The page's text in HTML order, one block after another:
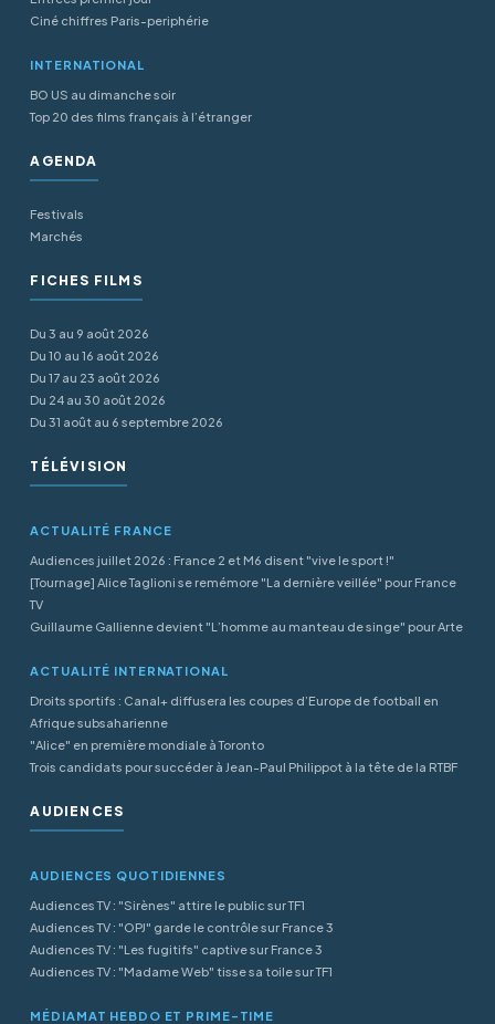
Ciné chiffres Paris-periphérie
INTERNATIONAL
BO US au dimanche soir
Top 20 des films français à l’étranger
AGENDA
Festivals
Marchés
FICHES FILMS
Du 3 au 9 août 2026
Du 10 au 16 août 2026
Du 17 au 23 août 2026
Du 24 au 30 août 2026
Du 31 août au 6 septembre 2026
TÉLÉVISION
ACTUALITÉ FRANCE
Audiences juillet 2026 : France 2 et M6 disent "vive le sport !"
[Tournage] Alice Taglioni se remémore "La dernière veillée" pour France
TV
Guillaume Gallienne devient "L’homme au manteau de singe" pour Arte
ACTUALITÉ INTERNATIONAL
Droits sportifs : Canal+ diffusera les coupes d’Europe de football en
Afrique subsaharienne
"Alice" en première mondiale à Toronto
Trois candidats pour succéder à Jean-Paul Philippot à la tête de la RTBF
AUDIENCES
AUDIENCES QUOTIDIENNES
Audiences TV : "Sirènes" attire le public sur TF1
Audiences TV : "OPJ" garde le contrôle sur France 3
Audiences TV : "Les fugitifs" captive sur France 3
Audiences TV : "Madame Web" tisse sa toile sur TF1
MÉDIAMAT HEBDO ET PRIME-TIME